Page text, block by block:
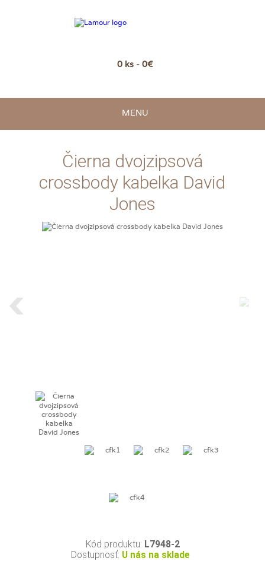
0 ks - 0€
MENU
Čierna dvojzipsová
crossbody kabelka David
Jones
Kód produktu: L7948-2
Dostupnosť: U nás na sklade